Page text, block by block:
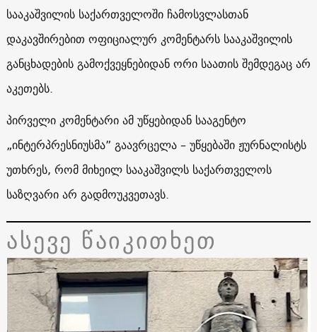
სააკაშვილის საქართველოში ჩამოსვლასთან
დაკავშირებით ოფიციალურ კომენტარს სააკაშვილის
განცხადების გამოქვეყნებიდან ორი საათის შემდეგაც არ
აკეთებს.
პირველი კომენტარი ამ უწყებიდან სააგენტო
„ინტერპრესნიუსმა” გაავრცელა – უწყებაში ჟურნალისტს
უთხრეს, რომ მიხეილ სააკაშვილს საქართველოს
საზღვარი არ გადმოუკვეთავს.
ასევე წაიკითხეთ